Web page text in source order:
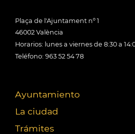
Plaça de l'Ajuntament nº 1
46002 València
Horarios: lunes a viernes de 8:30 a
Teléfono: 963 52 54 78
Ayuntamiento
La ciudad
Trámites